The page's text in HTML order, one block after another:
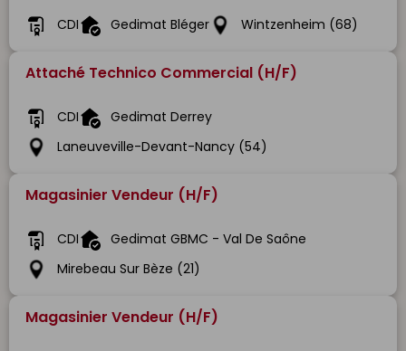
CDI Gedimat Bléger Wintzenheim (68)
Attaché Technico Commercial (H/F)
CDI
Gedimat Derrey
Laneuveville-Devant-Nancy (54)
Magasinier Vendeur (H/F)
CDI
Gedimat GBMC - Val De Saône
Mirebeau Sur Bèze (21)
Magasinier Vendeur (H/F)